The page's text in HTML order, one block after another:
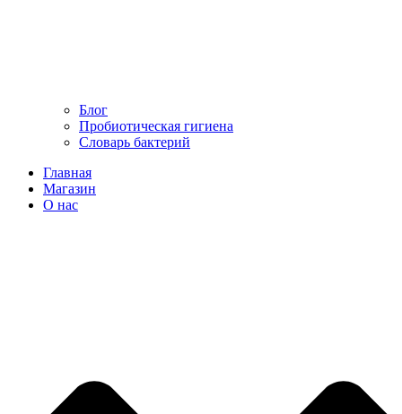
Блог
Пробиотическая гигиена
Словарь бактерий
Главная
Магазин
О нас